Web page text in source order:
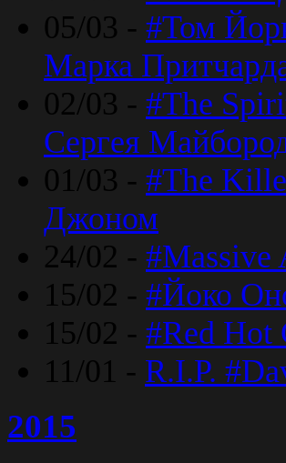
05/03 - #Том
Марка
02/03 - #The
Сергея
01/03 - #The
Джоном
24/02 - #Massive
15/02 - #Йоко
15/02 - #Red Hot
11/01 - R.I.P.
2015